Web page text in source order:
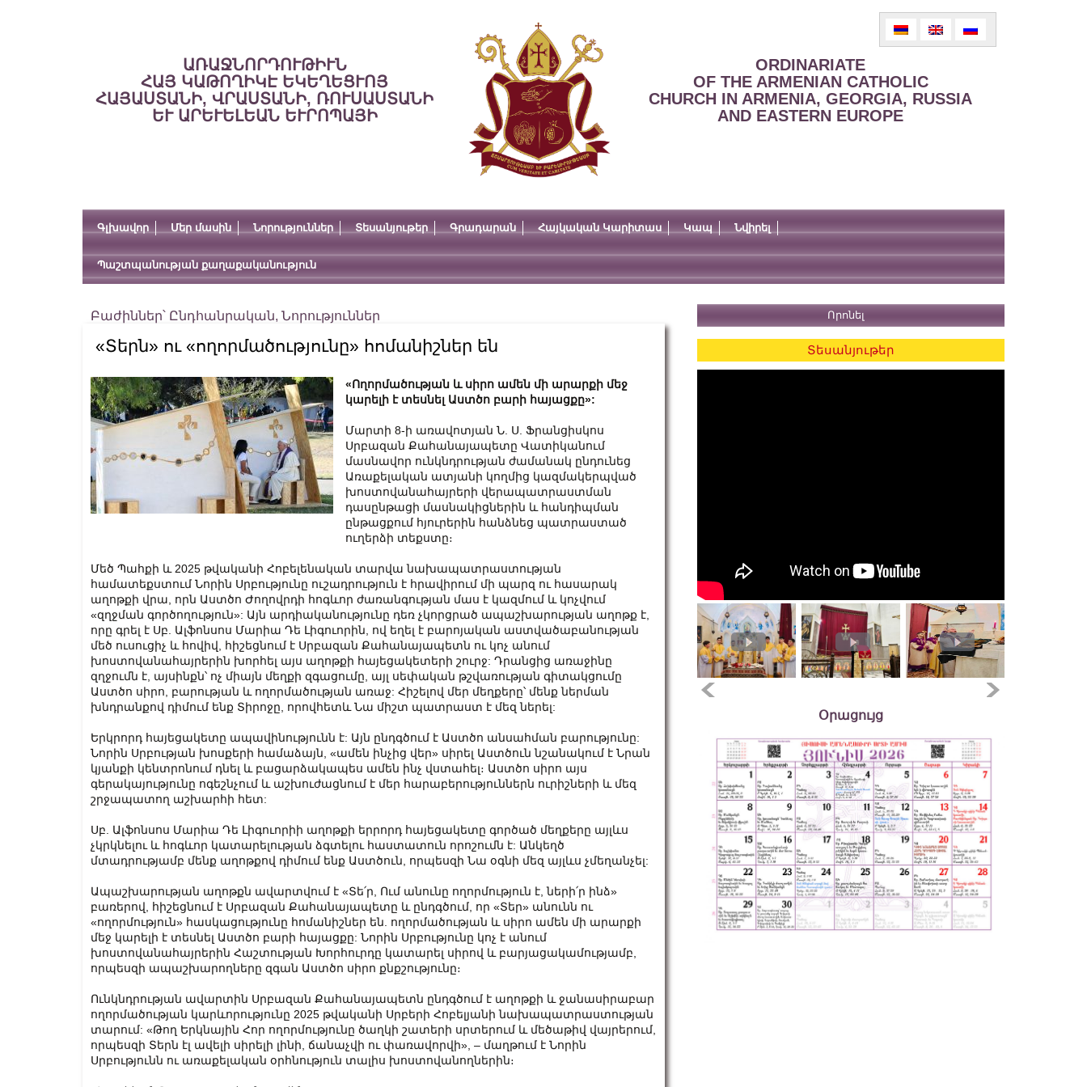
ԱՌԱՋՆՈՐԴՈՒԹԻՒՆ
ՀԱՅ ԿԱԹՈՂԻԿԷ ԵԿԵՂԵՑՒՈՅ
ՀԱՅԱՍՏԱՆԻ, ՎՐԱՍՏԱՆԻ, ՌՈՒՍԱՍՏԱՆԻ
ԵՒ ԱՐԵՒԵԼԵԱՆ ԵՒՐՈՊԱՅԻ
ORDINARIATE
OF THE ARMENIAN CATHOLIC
CHURCH IN ARMENIA, GEORGIA, RUSSIA
AND EASTERN EUROPE
Գլխավոր Մեր մասին Նորություններ Տեսանյութեր Գրադարան Հայկական Կարիտաս Կապ Նվիրել
Պաշտպանության քաղաքականություն
Բաժիններ՝ Ընդհանրական, Նորություններ
«Տերն» ու «ողորմածությունը» հոմանիշներ են
«Ողորմածության և սիրո ամեն մի արարքի մեջ
կարելի է տեսնել Աստծո բարի հայացքը»:
Մարտի 8-ի առավոտյան Ն. Ս. Ֆրանցիսկոս
Սրբազան Քահանայապետը Վատիկանում
մասնավոր ունկնդրության ժամանակ ընդունեց
Առաքելական ատյանի կողմից կազմակերպված
խոստովանահայրերի վերապատրաստման
դասընթացի մասնակիցներին և հանդիպման
ընթացքում հյուրերին հանձնեց պատրաստած
ուղերձի տեքստը։
Մեծ Պահքի և 2025 թվականի Հոբելենական տարվա նախապատրաստության
համատեքստում Նորին Սրբությունը ուշադրություն է հրավիրում մի պարզ ու հասարակ
աղոթքի վրա, որն Աստծո Ժողովրդի հոգևոր ժառանգության մաս է կազմում և կոչվում
«զղջման գործողություն»: Այն արդիականությունը դեռ չկորցրած ապաշխարության աղոթք է,
որը գրել է Սբ. Ալֆոնսոս Մարիա Դե Լիգուորին, ով եղել է բարոյական աստվածաբանության
մեծ ուսուցիչ և հովիվ, հիշեցնում է Սրբազան Քահանայապետն ու կոչ անում
խոստովանահայրերին խորհել այս աղոթքի հայեցակետերի շուրջ: Դրանցից առաջինը
զղջումն է, այսինքն՝ ոչ միայն մեղքի զգացումը, այլ սեփական թշվառության գիտակցումը
Աստծո սիրո, բարության և ողորմածության առաջ: Հիշելով մեր մեղքերը՝ մենք ներման
խնդրանքով դիմում ենք Տիրոջը, որովհետև Նա միշտ պատրաստ է մեզ ներել:
Երկրորդ հայեցակետը ապավինությունն է: Այն ընդգծում է Աստծո անսահման բարությունը:
Նորին Սրբության խոսքերի համաձայն, «ամեն ինչից վեր» սիրել Աստծուն նշանակում է Նրան
կյանքի կենտրոնում դնել և բացարձակապես ամեն ինչ վստահել։ Աստծո սիրո այս
գերակայությունը ոգեշնչում և աշխուժացնում է մեր հարաբերություններն ուրիշների և մեզ
շրջապատող աշխարհի հետ:
Սբ. Ալֆոնսոս Մարիա Դե Լիգուորիի աղոթքի երրորդ հայեցակետը գործած մեղքերը այլևս
չկրկնելու և հոգևոր կատարելության ձգտելու հաստատուն որոշումն է: Անկեղծ
մտադրությամբ մենք աղոթքով դիմում ենք Աստծուն, որպեսզի Նա օգնի մեզ այլևս չմեղանչել:
Ապաշխարության աղոթքն ավարտվում է «Տե՛ր, Ում անունը ողորմություն է, ների՛ր ինձ»
բառերով, հիշեցնում է Սրբազան Քահանայապետը և ընդգծում, որ «Տեր» անունն ու
«ողորմություն» հասկացությունը հոմանիշներ են. ողորմածության և սիրո ամեն մի արարքի
մեջ կարելի է տեսնել Աստծո բարի հայացքը: Նորին Սրբությունը կոչ է անում
խոստովանահայրերին Հաշտության Խորհուրդը կատարել սիրով և բարյացակամությամբ,
որպեսզի ապաշխարողները զգան Աստծո սիրո քնքշությունը։
Ունկնդրության ավարտին Սրբազան Քահանայապետն ընդգծում է աղոթքի և ջանասիրաբար
ողորմածության կարևորությունը 2025 թվականի Սրբերի Հոբելյանի նախապատրաստության
տարում: «Թող Երկնային Հոր ողորմությունը ծաղկի շատերի սրտերում և մեծաթիվ վայրերում,
որպեսզի Տերն էլ ավելի սիրելի լինի, ճանաչվի ու փառավորվի», – մաղթում է Նորին
Սրբությունն ու առաքելական օրհնություն տալիս խոստովանողներին։
Տեսանյութեր
Օրացույց